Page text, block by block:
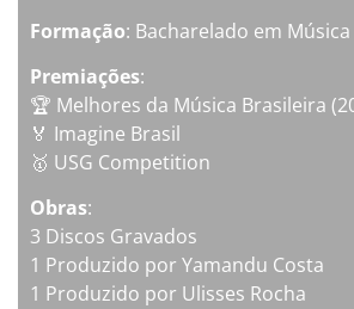
Formação: Bacharelado em Música
Premiações:
🏆 Melhores da Música Brasileira
🏅 Imagine Brasil
🥇 USG Competition
Obras:
3 Discos Gravados
1 Produzido por Yamandu Costa
1 Produzido por Ulisses Rocha